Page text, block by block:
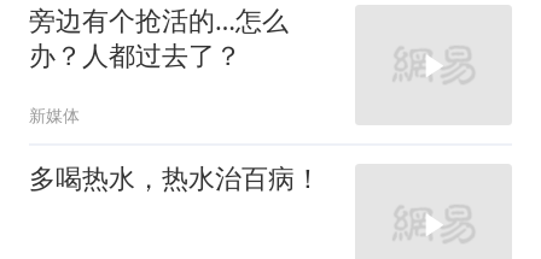
旁边有个抢活的…怎么
办？人都过去了？
新媒体
多喝热水，热水治百病！